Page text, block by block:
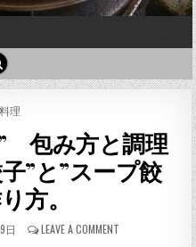
理
包み方と調理
”と”スープ餃
方。
日 LEAVE A COMMENTON